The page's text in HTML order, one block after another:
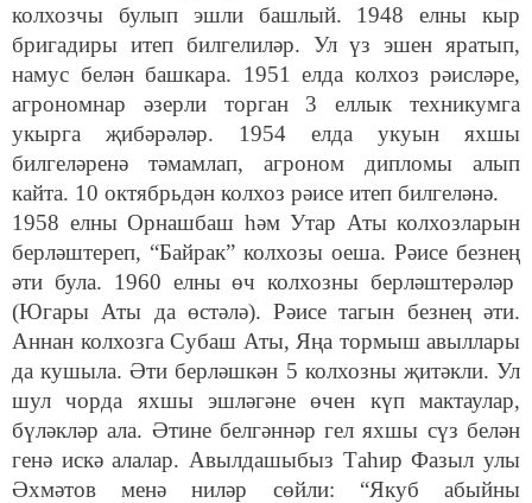
колхозчы булып эшли башлый. 1948 елны кыр
бригадиры итеп билгелиләр. Ул үз эшен яратып,
намус белән башкара. 1951 елда колхоз рәисләре,
агрономнар әзерли торган 3 еллык техникумга
укырга җибәрәләр. 1954 елда укуын яхшы
билгеләренә тәмамлап, агроном дипломы алып
кайта. 10 октябрьдән колхоз рәисе итеп билгеләнә.
1958 елны Орнашбаш һәм Утар Аты колхозларын
берләштереп, “Байрак” колхозы оеша. Рәисе безнең
әти була. 1960 елны өч колхозны берләштерәләр
(Югары Аты да өстәлә). Рәисе тагын безнең әти.
Аннан колхозга Субаш Аты, Яңа тормыш авыллары
да кушыла. Әти берләшкән 5 колхозны җитәкли. Ул
шул чорда яхшы эшләгәне өчен күп мактаулар,
бүләкләр ала. Әтине белгәннәр гел яхшы сүз белән
генә искә алалар. Авылдашыбыз Таһир Фазыл улы
Әхмәтов менә ниләр сөйли: “Якуб абыйны